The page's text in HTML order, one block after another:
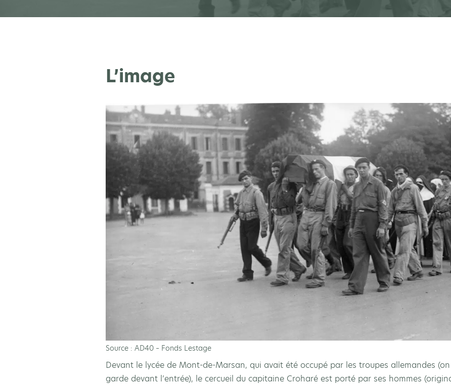
L’image
Source : AD40 – Fonds Lestage
Devant le lycée de Mont-de-Marsan, qui avait été occupé par les troupes allemandes
garde devant l’entrée), le cercueil du capitaine Croharé est porté par ses hommes